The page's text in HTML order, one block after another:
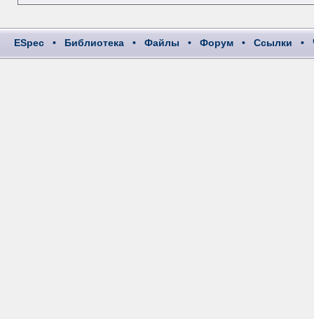
ESpec • Библиотека • Файлы • Форум • Ссылки •